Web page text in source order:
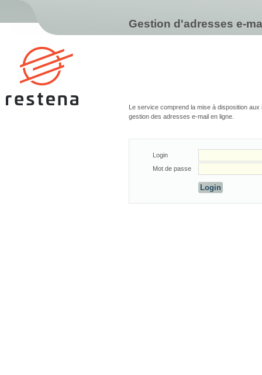
Gestion d'adresses e-
Le service comprend la mise à disposition aux
gestion des adresses e-mail en ligne.
Login
Mot de passe
Login